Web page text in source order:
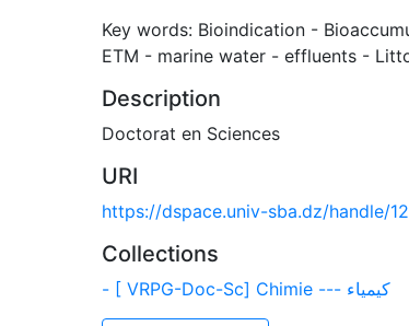
Key words: Bioindication -
ETM - marine water - effluents -
Description
Doctorat en Sciences
URI
https://dspace.univ-sba.dz/handle/
Collections
- [ VRPG-Doc-Sc] Chimie --- كيمياء